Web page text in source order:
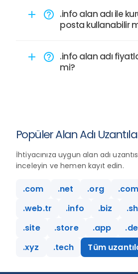
add help_outline .info alan adı ile
posta kullanabilir
add help_outline .info alan adı
mi?
Popüler Alan Adı
İhtiyacınıza uygun alan adı
inceleyin ve hemen kayıt edin.
.com .net .org
.web.tr
.info .biz
.site
.store .app
.xyz
.tech Tüm